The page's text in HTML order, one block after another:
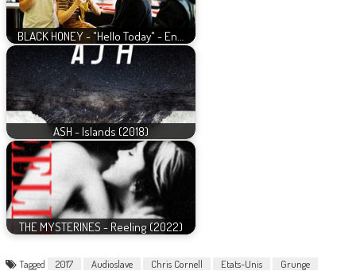
BLACK HONEY - "Hello Today" - En…
ASH - Islands (2018)
THE MYSTERINES - Reeling (2022)
Tagged 2017 Audioslave Chris Cornell Etats-Unis
Grunge